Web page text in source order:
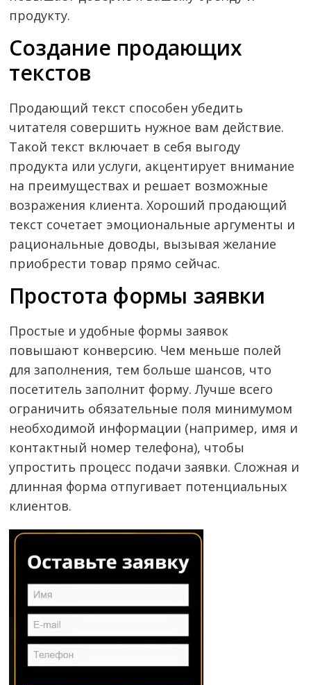
продукту.
Создание продающих
текстов
Продающий текст способен убедить
читателя совершить нужное вам действие.
Такой текст включает в себя выгоду
продукта или услуги, акцентирует внимание
на преимуществах и решает возможные
возражения клиента. Хороший продающий
текст сочетает эмоциональные аргументы и
рациональные доводы, вызывая желание
приобрести товар прямо сейчас.
Простота формы заявки
Простые и удобные формы заявок
повышают конверсию. Чем меньше полей
для заполнения, тем больше шансов, что
посетитель заполнит форму. Лучше всего
ограничить обязательные поля минимумом
необходимой информации (например, имя и
контактный номер телефона), чтобы
упростить процесс подачи заявки. Сложная и
длинная форма отпугивает потенциальных
клиентов.